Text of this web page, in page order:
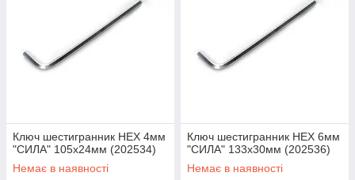
Ключ шестигранник HEX 4мм
"СИЛА" 105х24мм (202534)
Немає в наявності
Ключ шестигранник HEX 6мм
"СИЛА" 133х30мм (202536)
Немає в наявності